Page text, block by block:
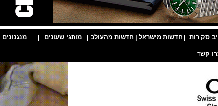
| חדשות מישראל | חדשות מהעולם | מותגי שעונים | מנגנונים |